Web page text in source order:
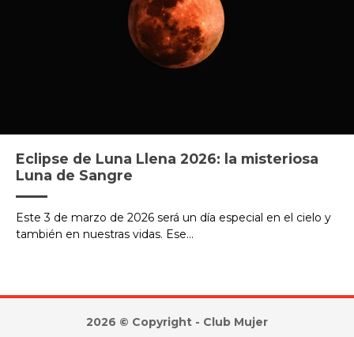
Eclipse de Luna Llena 2026: la misteriosa
Luna de Sangre
Este 3 de marzo de 2026 será un día especial en el cielo y
también en nuestras vidas. Ese...
2026 © Copyright - Club Mujer